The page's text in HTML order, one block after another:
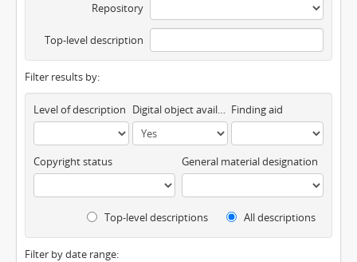
Repository
Top-level description
Filter results by:
Level of description Digital object available Finding aid
Copyright status General material designation
Top-level descriptions All descriptions
Filter by date range: